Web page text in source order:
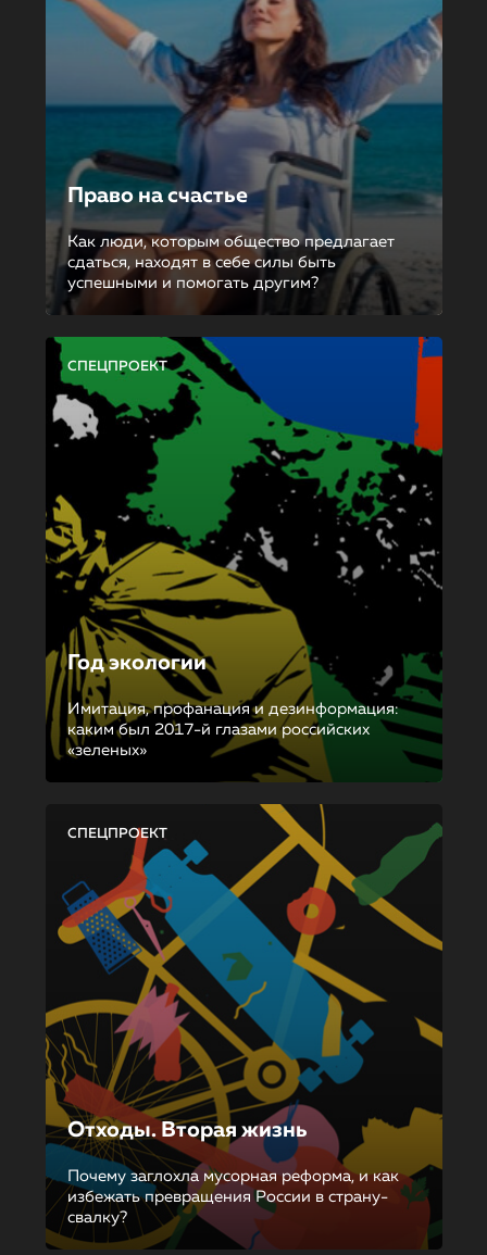
Право на счастье
Как люди, которым общество предлагает
сдаться, находят в себе силы быть
успешными и помогать другим?
СПЕЦПРОЕКТ
Год экологии
Имитация, профанация и дезинформация:
каким был 2017-й глазами российских
«зеленых»
СПЕЦПРОЕКТ
Отходы. Вторая жизнь
Почему заглохла мусорная реформа, и как
избежать превращения России в страну-
свалку?